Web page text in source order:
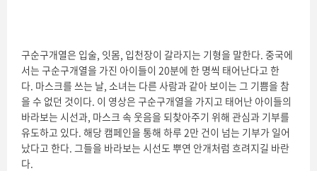
구순구개열은 입술, 잇몸, 입천장이 갈라지는 기형을 말한다. 중국에
서는 구순구개열을 가진 아이들이 20분에 한 명씩 태어난다고 한
다. 마스크를 쓰는 날, 소녀는 다른 사람과 같아 보이는 그 기쁨을 참
을 수 없던 것이다. 이 영상은 구순구개열을 가지고 태어난 아이들의
바라보는 시선과, 마스크 속 웃음을 되찾아주기 위해 관심과 기부를
유도하고 있다. 해당 캠페인을 통해 하루 2만 건이 넘는 기부가 일어
났다고 한다. 그들을 바라보는 시선도 뿌연 안개처럼 흐려지길 바란
다.